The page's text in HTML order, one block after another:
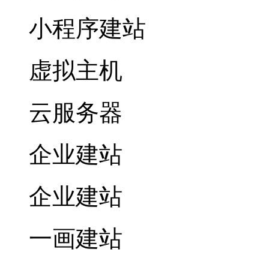
小程序建站
虚拟主机
云服务器
企业建站
企业建站
一画建站